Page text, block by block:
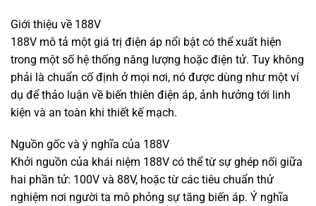
Giới thiệu về 188V
188V mô tả một giá trị điện áp nổi bật có thể xuất hiện
trong một số hệ thống năng lượng hoặc điện tử. Tuy không
phải là chuẩn cố định ở mọi nơi, nó được dùng như một ví
dụ để thảo luận về biến thiên điện áp, ảnh hưởng tới linh
kiện và an toàn khi thiết kế mạch.
Nguồn gốc và ý nghĩa của 188V
Khởi nguồn của khái niệm 188V có thể từ sự ghép nối giữa
hai phần tử: 100V và 88V, hoặc từ các tiêu chuẩn thử
nghiệm nơi người ta mô phỏng sự tăng biến áp. Ý nghĩa